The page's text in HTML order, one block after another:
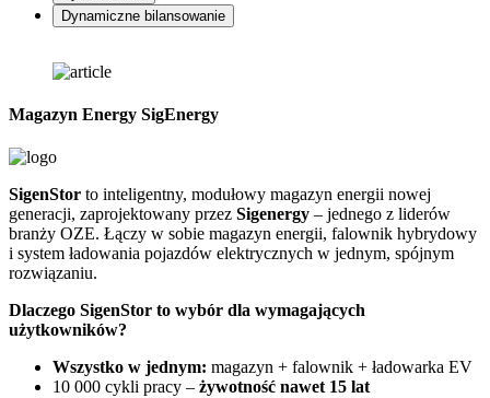
Dynamiczne bilansowanie
Magazyn Energy SigEnergy
SigenStor to inteligentny, modułowy magazyn energii nowej
generacji, zaprojektowany przez Sigenergy – jednego z liderów
branży OZE. Łączy w sobie magazyn energii, falownik hybrydowy
i system ładowania pojazdów elektrycznych w jednym, spójnym
rozwiązaniu.
Dlaczego SigenStor to wybór dla wymagających
użytkowników?
Wszystko w jednym: magazyn + falownik + ładowarka EV
10 000 cykli pracy – żywotność nawet 15 lat